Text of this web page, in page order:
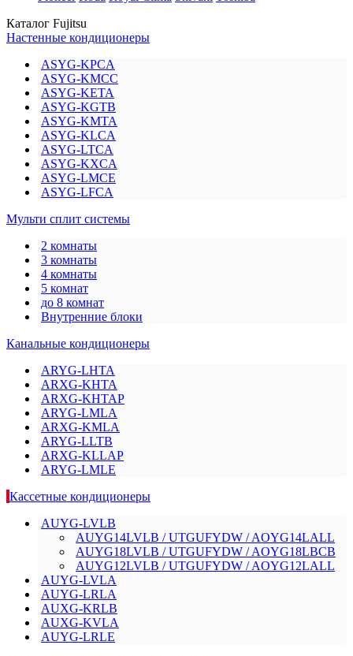
Каталог Fujitsu
Настенные кондиционеры
ASYG-KPCA
ASYG-KMCC
ASYG-KETA
ASYG-KGTB
ASYG-KMTA
ASYG-KLCA
ASYG-LTCA
ASYG-KXCA
ASYG-LMCE
ASYG-LFCA
Мульти сплит системы
2 комнаты
3 комнаты
4 комнаты
5 комнат
до 8 комнат
Внутренние блоки
Канальные кондиционеры
ARYG-LHTA
ARXG-KHTA
ARXG-KHTAP
ARYG-LMLA
ARXG-KMLA
ARYG-LLTB
ARXG-KLLAP
ARYG-LMLE
Кассетные кондиционеры
AUYG-LVLB
AUYG14LVLB / UTGUFYDW / AOYG14LALL
AUYG18LVLB / UTGUFYDW / AOYG18LBCB
AUYG12LVLB / UTGUFYDW / AOYG12LALL
AUYG-LVLA
AUYG-LRLA
AUXG-KRLB
AUXG-KVLA
AUYG-LRLE